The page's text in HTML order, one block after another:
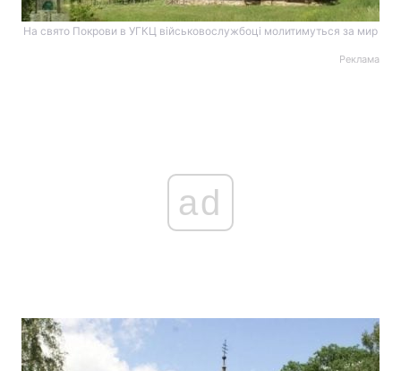
На свято Покрови в УГКЦ військовослужбоці молитимуться за мир
Реклама
ad